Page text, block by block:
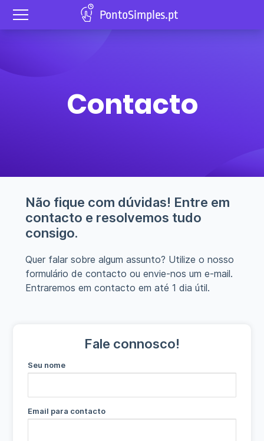
PontoSimples.pt
Contacto
Não fique com dúvidas! Entre em
contacto e resolvemos tudo
consigo.
Quer falar sobre algum assunto? Utilize o nosso
formulário de contacto ou envie-nos um e-mail.
Entraremos em contacto em até 1 dia útil.
Fale connosco!
Seu nome
Email para contacto